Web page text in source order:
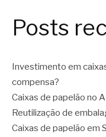
Posts
Investimento em
compensa?
Caixas de papelão no
Reutilização de
Caixas de papelão em